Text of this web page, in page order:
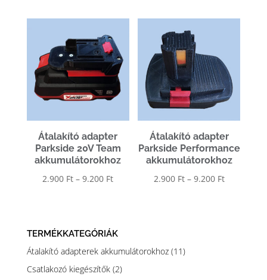
-
-
Átalakító adapter
Parkside 20V Team
akkumulátorokhoz
2.900 Ft – 9.200 FtÁrtartomány:
Átalakító adapter
Parkside Performance
akkumulátorokhoz
2.900 Ft – 9.200 Ft
TERMÉKKATEGÓRIÁK
Átalakító adapterek akkumulátorokhoz (11)
Csatlakozó kiegészítők (2)